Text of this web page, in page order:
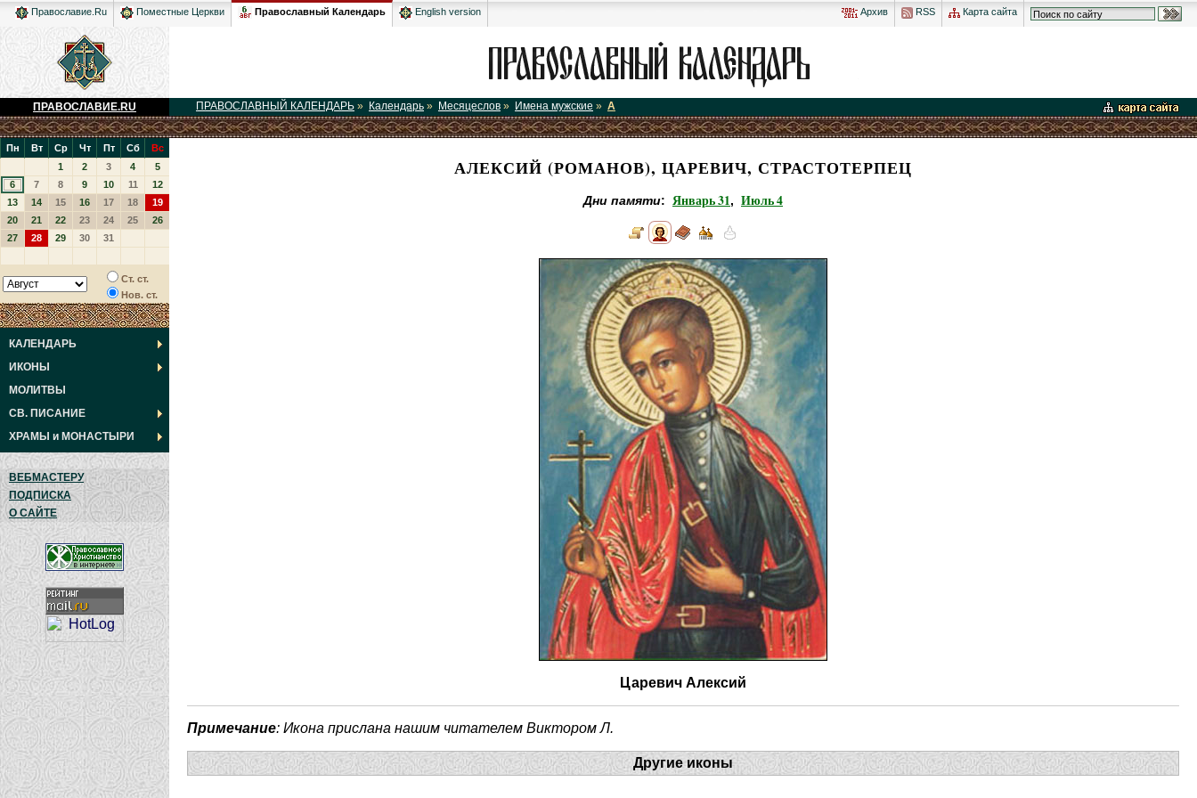
Архив RSS Карта сайта
Православие.Ru Поместные Церкви Православный Календарь English version
ПРАВОСЛАВИЕ.RU ПРАВОСЛАВНЫЙ КАЛЕНДАРЬ » Календарь » Месяцеслов » Имена мужские » А
Пн Вт Ср Чт Пт Сб
Вс
1
2 3 4
5
6
7 8 9 10 11
12
13
14 15 16 17 18
19
20
21 22 23 24 25
26
27
28 29 30 31
Ст. ст.
Нов. ст.
КАЛЕНДАРЬ
ИКОНЫ
МОЛИТВЫ
СВ. ПИСАНИЕ
ХРАМЫ и МОНАСТЫРИ
ВЕБМАСТЕРУ
ПОДПИСКА
О САЙТЕ
АЛЕКСИЙ (РОМАНОВ), ЦАРЕВИЧ, СТРАСТОТЕРПЕЦ
Дни памяти: Январь 31, Июль 4
Царевич Алексий
Примечание: Икона прислана нашим читателем Виктором Л.
Другие иконы